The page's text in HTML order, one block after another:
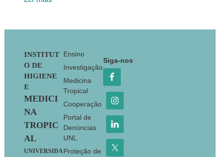
Footer
INSTITUT
O DE
HIGIENE
E
MEDICI
NA
TROPIC
AL
UNIVERSIDA
Ensino
Investigação
Medicina
Tropical
Cooperação
Portal de
Denúncias
UNL
Proteção de
Siga-nos